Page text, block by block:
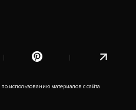
использованию материалов с сайта